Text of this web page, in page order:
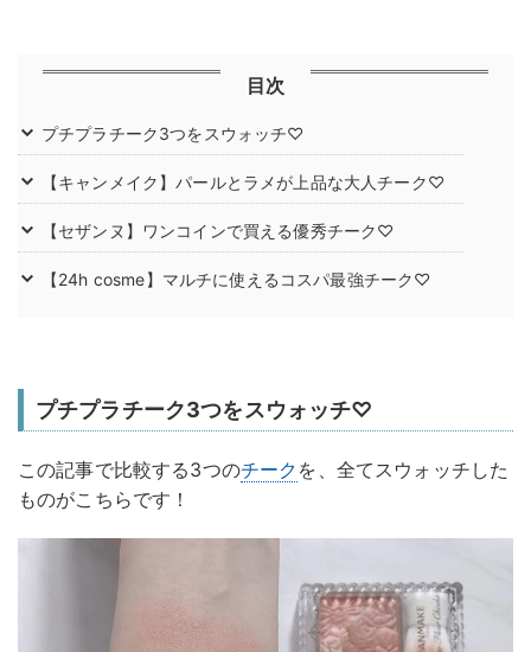
目次
プチプラチーク3つをスウォッチ♡
【キャンメイク】パールとラメが上品な大人チーク♡
【セザンヌ】ワンコインで買える優秀チーク♡
【24h cosme】マルチに使えるコスパ最強チーク♡
プチプラチーク3つをスウォッチ♡
この記事で比較する3つのチーク を、全てスウォッチした
ものがこちらです！